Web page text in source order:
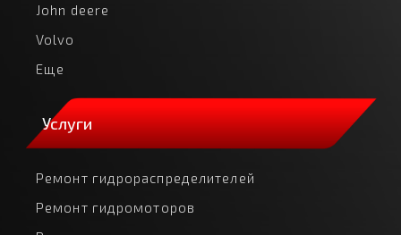
John deere
Volvo
Еще
Услуги
Ремонт гидрораспределителей
Ремонт гидромоторов